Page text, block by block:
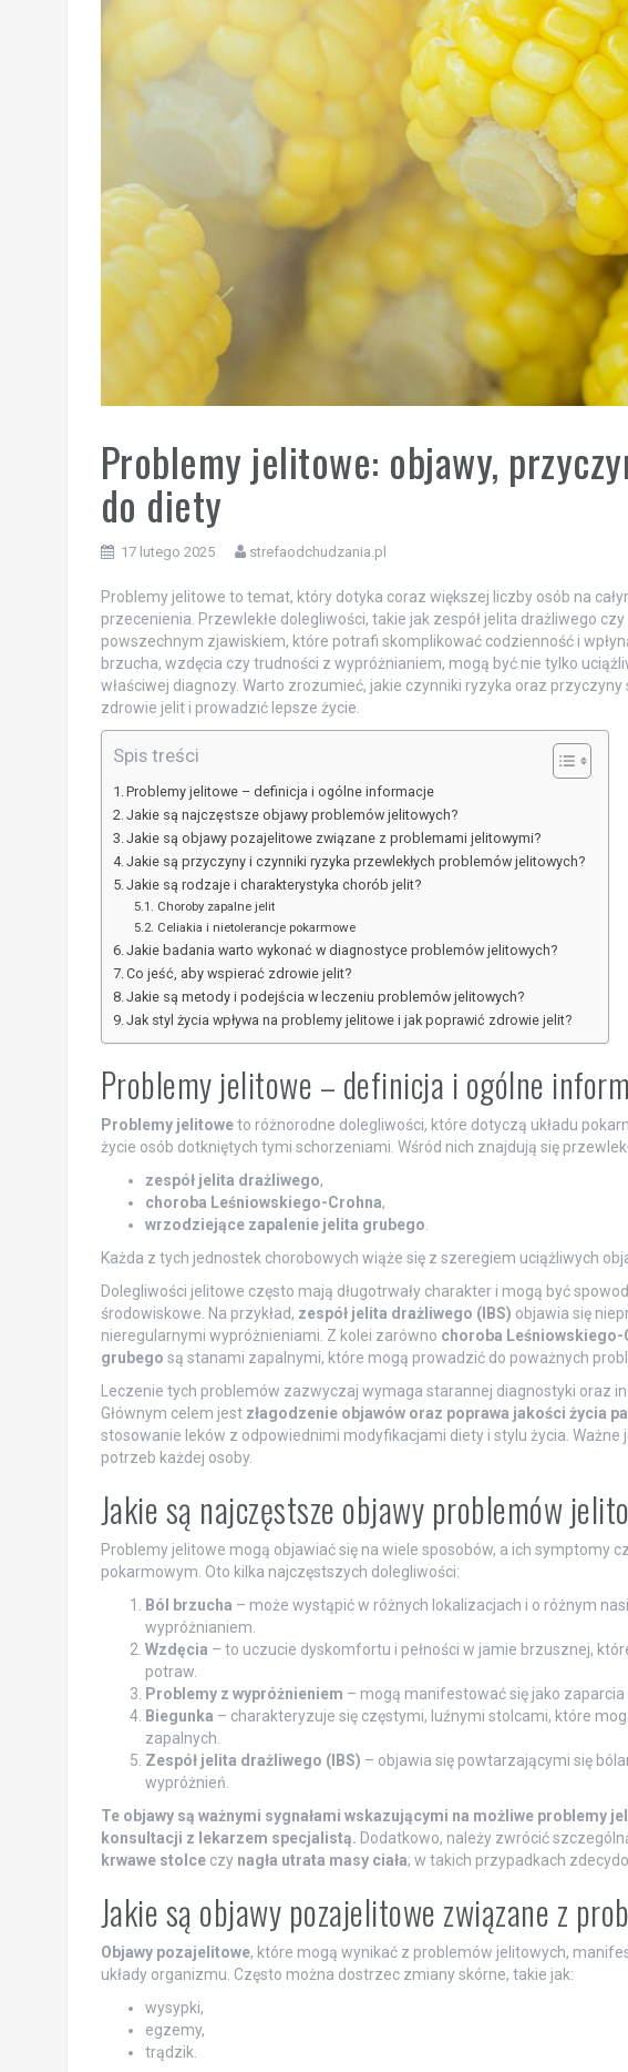
Problemy jelitowe: objawy,
do diety
17 lutego 2025 strefaodchudzania.pl
Problemy jelitowe to temat, który dotyka coraz większej liczby osób na
przecenienia. Przewlekłe dolegliwości, takie jak zespół jelita drażliwego
powszechnym zjawiskiem, które potrafi skomplikować codzienność i
brzucha, wzdęcia czy trudności z wypróżnianiem, mogą być nie tylko
właściwej diagnozy. Warto zrozumieć, jakie czynniki ryzyka oraz
zdrowie jelit i prowadzić lepsze życie.
Spis treści
Problemy jelitowe – definicja i ogólne informacje
Jakie są najczęstsze objawy problemów jelitowych?
Jakie są objawy pozajelitowe związane z problemami jelitowymi?
Jakie są przyczyny i czynniki ryzyka przewlekłych problemów jelitowych?
Jakie są rodzaje i charakterystyka chorób jelit?
Choroby zapalne jelit
Celiakia i nietolerancje pokarmowe
Jakie badania warto wykonać w diagnostyce problemów jelitowych?
Co jeść, aby wspierać zdrowie jelit?
Jakie są metody i podejścia w leczeniu problemów jelitowych?
Jak styl życia wpływa na problemy jelitowe i jak poprawić zdrowie jelit?
Problemy jelitowe – definicja i ogólne
Problemy jelitoweto różnorodne dolegliwości, które dotyczą układu
życie osób dotkniętych tymi schorzeniami. Wśród nich znajdują się
zespół jelita drażliwego,
choroba Leśniowskiego-Crohna,
wrzodziejące zapalenie jelita grubego.
Każda z tych jednostek chorobowych wiąże się z szeregiem uciążliwych
Dolegliwości jelitowe często mają długotrwały charakter i mogą być
środowiskowe. Na przykład, zespół jelita drażliwego (IBS) objawia się
nieregularnymi wypróżnieniami. Z kolei zarówno choroba Leśniowskiego-
grubego są stanami zapalnymi, które mogą prowadzić do poważnych
Leczenie tych problemów zazwyczaj wymaga starannej diagnostyki oraz
Głównym celem jest złagodzenie objawów oraz poprawa jakości życia
stosowanie leków z odpowiednimi modyfikacjami diety i stylu życia.
potrzeb każdej osoby.
Jakie są najczęstsze objawy problemów
Problemy jelitowe mogą objawiać się na wiele sposobów, a ich symptomy
pokarmowym. Oto kilka najczęstszych dolegliwości:
Ból brzucha – może wystąpić w różnych lokalizacjach i o różnym
wypróżnianiem.
Wzdęcia – to uczucie dyskomfortu i pełności w jamie brzusznej,
potraw.
Problemy z wypróżnieniem – mogą manifestować się jako
Biegunka – charakteryzuje się częstymi, luźnymi stolcami, które
zapalnych.
Zespół jelita drażliwego (IBS) – objawia się powtarzającymi się
wypróżnień.
Te objawy są ważnymi sygnałami wskazującymi na możliwe problemy
konsultacji z lekarzem specjalistą. Dodatkowo, należy zwrócić
krwawe stolceczy nagła utrata masy ciała; w takich przypadkach
Jakie są objawy pozajelitowe związane z
Objawy pozajelitowe, które mogą wynikać z problemów jelitowych,
układy organizmu. Często można dostrzec zmiany skórne, takie jak:
wysypki,
egzemy,
trądzik.